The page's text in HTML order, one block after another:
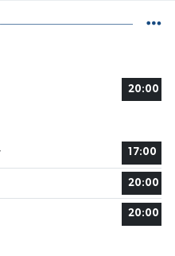
20:00
17:00
20:00
20:00